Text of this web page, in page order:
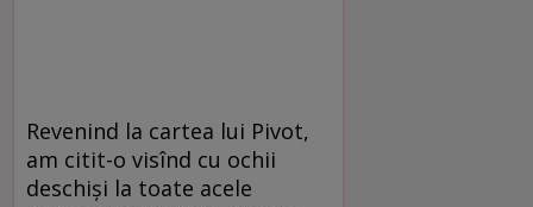
Revenind la cartea lui Pivot,
am citit-o visînd cu ochii
deschiși la toate acele